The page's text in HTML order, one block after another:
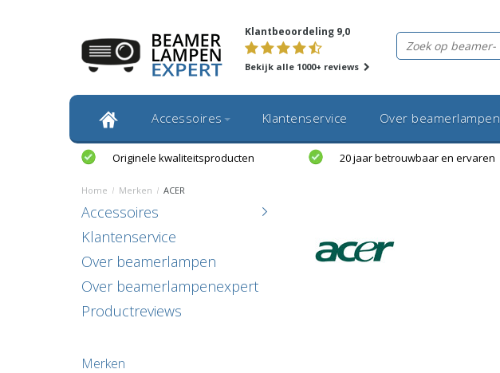
Klantbeoordeling 9,0
Bekijk alle 1000+ reviews
Accessoires Klantenservice Over beamerlampen
Originele kwaliteitsproducten 20 jaar betrouwbaar en ervaren
Home / Merken / ACER
Accessoires
Klantenservice
Over beamerlampen
Over beamerlampenexpert
Productreviews
Merken